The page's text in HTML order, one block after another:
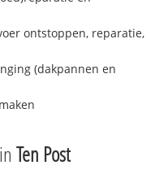
ontstoppen, reparatie,
(dakpannen en
Ten Post